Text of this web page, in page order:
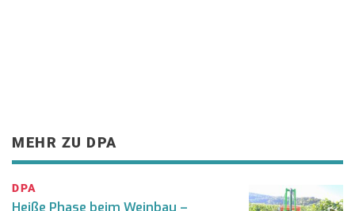
MEHR ZU DPA
DPA
Heiße Phase beim Weinbau –